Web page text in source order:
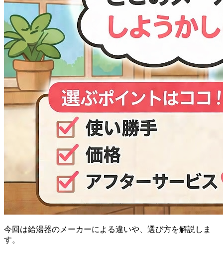
今回は給湯器のメーカーによる違いや、選び方を解説しま
す。